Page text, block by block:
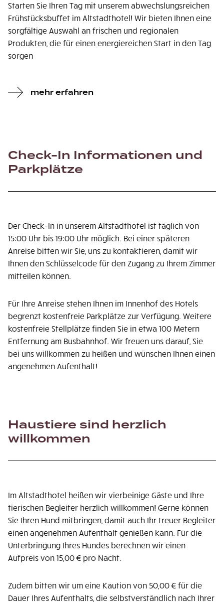
Starten Sie Ihren Tag mit unserem abwechslungsreichen
Frühstücksbuffet im Altstadthotel! Wir bieten Ihnen eine
sorgfältige Auswahl an frischen und regionalen
Produkten, die für einen energiereichen Start in den Tag
sorgen
mehr erfahren
Check-In Informationen und
Parkplätze
Der Check-In in unserem Altstadthotel ist täglich von
15:00 Uhr bis 19:00 Uhr möglich. Bei einer späteren
Anreise bitten wir Sie, uns zu kontaktieren, damit wir
Ihnen den Schlüsselcode für den Zugang zu Ihrem Zimmer
mitteilen können.
Für Ihre Anreise stehen Ihnen im Innenhof des Hotels
begrenzt kostenfreie Parkplätze zur Verfügung. Weitere
kostenfreie Stellplätze finden Sie in etwa 100 Metern
Entfernung am Busbahnhof. Wir freuen uns darauf, Sie
bei uns willkommen zu heißen und wünschen Ihnen einen
angenehmen Aufenthalt!
Haustiere sind herzlich
willkommen
Im Altstadthotel heißen wir vierbeinige Gäste und Ihre
tierischen Begleiter herzlich willkommen! Gerne können
Sie Ihren Hund mitbringen, damit auch Ihr treuer Begleiter
einen angenehmen Aufenthalt genießen kann. Für die
Unterbringung Ihres Hundes berechnen wir einen
Aufpreis von 15,00 € pro Nacht.
Zudem bitten wir um eine Kaution von 50,00 € für die
Dauer Ihres Aufenthalts, die selbstverständlich nach Ihrer